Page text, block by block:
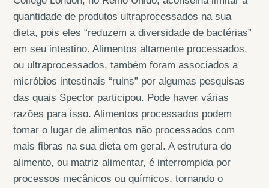
quantidade de produtos ultraprocessados ​​na sua
dieta, pois eles “reduzem a diversidade de bactérias”
em seu intestino. Alimentos altamente processados,
ou ultraprocessados, também foram associados a
micróbios intestinais “ruins” por algumas pesquisas
das quais Spector participou. Pode haver várias
razões para isso. Alimentos processados ​​​​podem
tomar o lugar de alimentos não processados ​​​​com
mais fibras na sua dieta em geral. A estrutura do
alimento, ou matriz alimentar, é interrompida por
processos mecânicos ou químicos, tornando o